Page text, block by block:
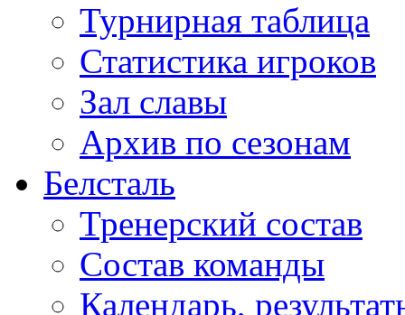
Турнирная таблица
Статистика игроков
Зал славы
Архив по сезонам
Белсталь
Тренерский состав
Состав команды
Календарь,